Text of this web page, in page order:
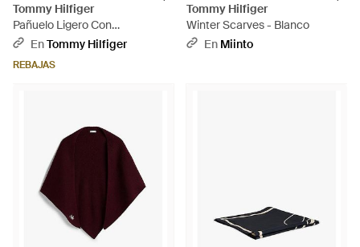
Tommy Hilfiger
Pañuelo Ligero Con
Monograma Th - Azul
EnTommy Hilfiger
REBAJAS
Tommy Hilfiger
Winter Scarves - Blanco
En Miinto